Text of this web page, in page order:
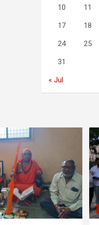
10 11
17 18
24 25
31
« Jul